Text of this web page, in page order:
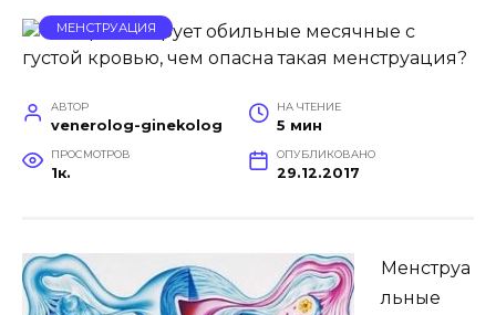
МЕНСТРУАЦИЯ
АВТОР
venerolog-ginekolog
НА ЧТЕНИЕ
5 мин
ПРОСМОТРОВ
1к.
ОПУБЛИКОВАНО
29.12.2017
Менструа
льные